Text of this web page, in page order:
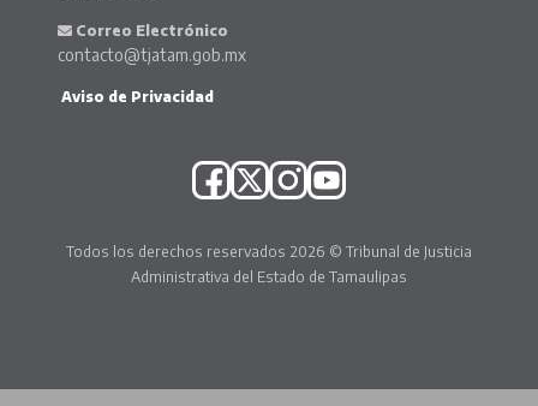
Correo Electrónico
contacto@tjatam.gob.mx
Aviso de Privacidad
Todos los derechos reservados 2026 © Tribunal de Justicia
Administrativa del Estado de Tamaulipas